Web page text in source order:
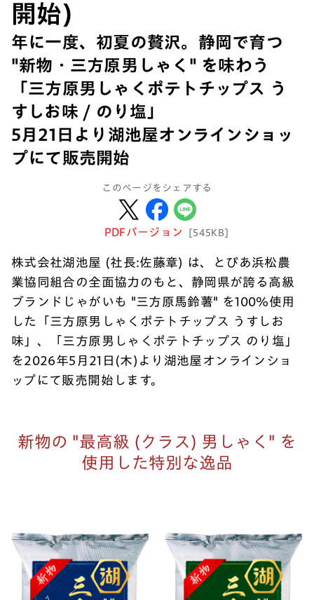
開始)
年に一度、初夏の贅沢。静岡で育つ
"新物・三方原男しゃく" を味わう
「三方原男しゃくポテトチップス う
すしお味 / のり塩」
5月21日より湖池屋オンラインショッ
プにて販売開始
このページをシェアする
PDFバージョン [545KB]
株式会社湖池屋 (社長:佐藤章) は、とぴあ浜松農
業協同組合の全面協力のもと、静岡県が誇る高級
ブランドじゃがいも "三方原馬鈴薯" を100％使用
した「三方原男しゃくポテトチップス うすしお
味」、「三方原男しゃくポテトチップス のり塩」
を2026年5月21日(木)より湖池屋オンラインショ
ップにて販売開始します。
新物の "最高級 (クラス) 男しゃく" を
使用した特別な逸品